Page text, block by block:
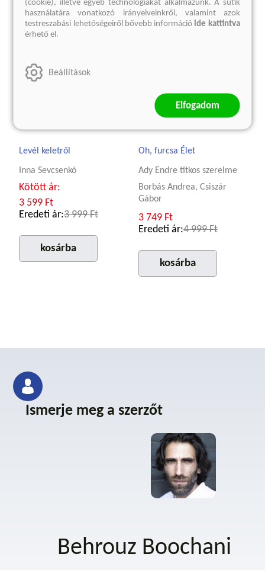
Levél keletről
Inna Sevcsenkó
Kötött ár:
3 599 Ft
Eredeti ár:3 999 Ft
kosárba
Oh, furcsa Élet
Ady Endre titkos szerelme
Borbás Andrea, Csiszár
Gábor
3 749 Ft
Eredeti ár:4 999 Ft
kosárba
Ismerje meg a szerzőt
Behrouz Boochani
(cookie), illetve egyéb technológiákat alkalmazunk. A sütik
használatára vonatkozó irányelveinkről, valamint azok
testreszabási lehetőségeiről bővebb információide kattintva
érhető el.
Beállítások
Elfogadom